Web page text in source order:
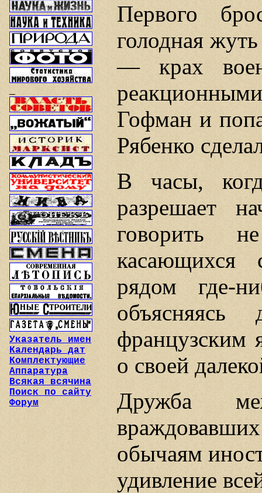
Указатель имен
Календарь дат
Комплектующие
Аппаратура
Всякая всячина
Поиск по сайту
Форум
Первого
голодная
— крах
Гофман и
Рябенко
В часы,
разрешает
говорить
касающихся
рядом где-
французским
о своей
Дружба
обычаям
удивление